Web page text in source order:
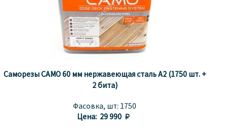
Саморезы CAMO 60 мм нержавеющая сталь A2 (1750 шт. +
2 бита)
Фасовка, шт: 1750
Цена: 29 990 